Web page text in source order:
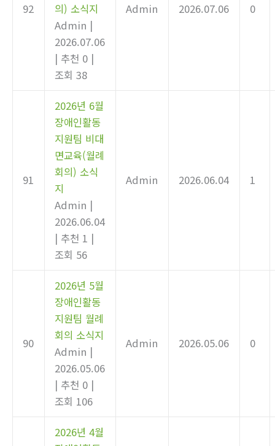
92
의) 소식지
Admin |
2026.07.06
| 추천 0 |
조회 38
Admin 2026.07.06 0
91
2026년 6월
장애인활동
지원팀 비대
면교육(월례
회의) 소식
지
Admin |
2026.06.04
| 추천 1 |
조회 56
Admin 2026.06.04 1
90
2026년 5월
장애인활동
지원팀 월례
회의 소식지
Admin |
2026.05.06
| 추천 0 |
조회 106
Admin 2026.05.06 0
2026년 4월